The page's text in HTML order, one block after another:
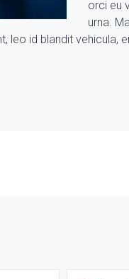
orci eu
urna.
leo id blandit vehicula,